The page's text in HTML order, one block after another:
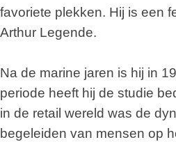
favoriete plekken. Hij is een
Arthur Legende.
Na de marine jaren is hij in
periode heeft hij de studie
in de retail wereld was de
begeleiden van mensen op